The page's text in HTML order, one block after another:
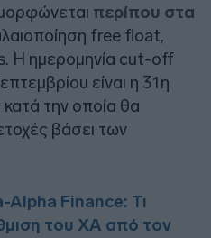
περίπου στα
free float,
. Η ημερομηνία cut-off
είναι η 31η
την οποία θα
βάσει των
Alpha Finance: Τι
του ΧΑ από τον